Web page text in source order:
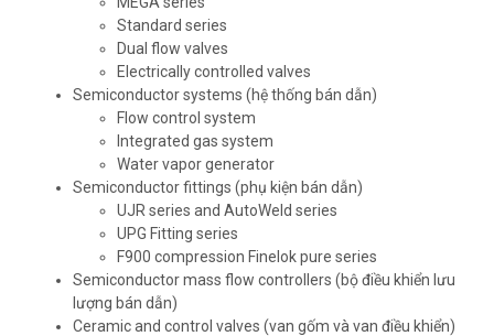
Standard series
Dual flow valves
Electrically controlled valves
Semiconductor systems (hệ thống bán dẫn)
Flow control system
Integrated gas system
Water vapor generator
Semiconductor fittings (phụ kiện bán dẫn)
UJR series and AutoWeld series
UPG Fitting series
F900 compression Finelok pure series
Semiconductor mass flow controllers (bộ điều khiển lưu
lượng bán dẫn)
Ceramic and control valves (van gốm và van điều khiển)